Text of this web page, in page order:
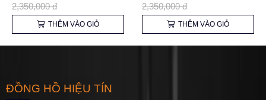
2,350,000 đ
THÊM VÀO GIỎ
2,350,000 đ
THÊM VÀO GIỎ
ĐỒNG HỒ HIỆU TÍN